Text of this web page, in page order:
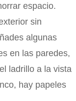
espacio.
sin
algunas
en las paredes,
ladrillo a la vista
hay papeles